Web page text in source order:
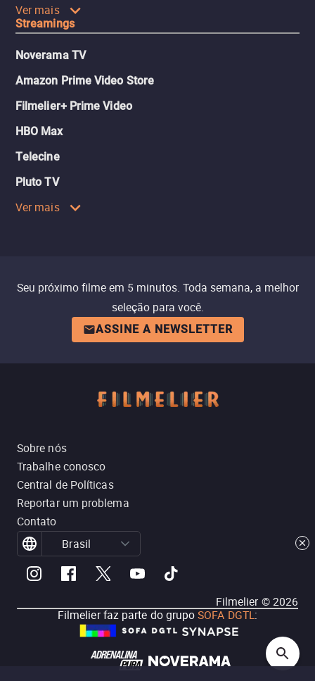
Ver mais
Streamings
Noverama TV
Amazon Prime Video Store
Filmelier+ Prime Video
HBO Max
Telecine
Pluto TV
Ver mais
Seu próximo filme em 5 minutos. Toda semana, a melhor
seleção para você.
ASSINE A NEWSLETTER
Sobre nós
Trabalhe conosco
Central de Políticas
Reportar um problema
Contato
Brasil
Filmelier ©2026
Filmelier faz parte do grupoSOFA DGTL: